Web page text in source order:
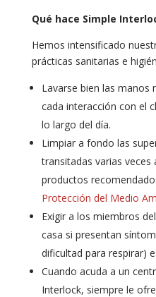
Qué hace Simple
Hemos intensificado
prácticas sanitarias e
Lavarse bien las manos
cada interacción con el
lo largo del día.
Limpiar a fondo las
transitadas varias veces
productos
Protección del Medio
Exigir a los miembros
casa si presentan
dificultad para respirar)
Cuando acuda a un
Interlock, siempre le